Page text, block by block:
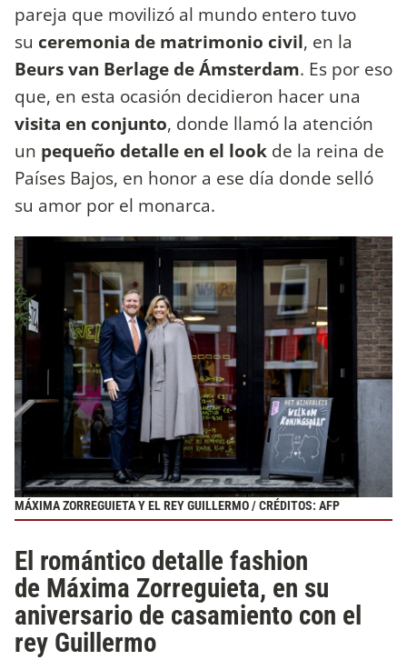
pareja que movilizó al mundo entero tuvo
su ceremonia de matrimonio civil, en la
Beurs van Berlage de Ámsterdam. Es por eso
que, en esta ocasión decidieron hacer una
visita en conjunto, donde llamó la atención
un pequeño detalle en el look de la reina de
Países Bajos, en honor a ese día donde selló
su amor por el monarca.
MÁXIMA ZORREGUIETA Y EL REY GUILLERMO / CRÉDITOS: AFP
El romántico detalle fashion
de Máxima Zorreguieta, en su
aniversario de casamiento con el
rey Guillermo